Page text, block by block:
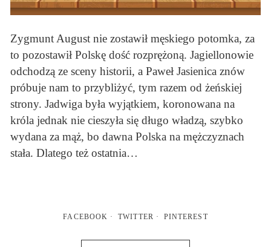
Zygmunt August nie zostawił męskiego potomka, za
to pozostawił Polskę dość rozprężoną. Jagiellonowie
odchodzą ze sceny historii, a Paweł Jasienica znów
próbuje nam to przybliżyć, tym razem od żeńskiej
strony. Jadwiga była wyjątkiem, koronowana na
króla jednak nie cieszyła się długo władzą, szybko
wydana za mąż, bo dawna Polska na mężczyznach
stała. Dlatego też ostatnia…
FACEBOOK TWITTER PINTEREST